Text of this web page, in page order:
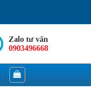
Zalo tư vấn
0903496668